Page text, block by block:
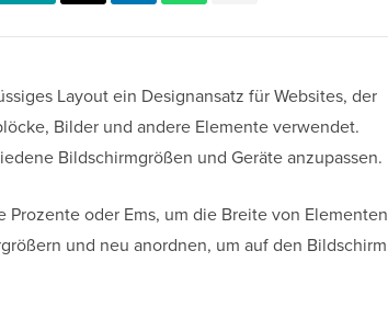
Layout ein Designansatz für Websites, der
Bilder und andere Elemente verwendet.
Bildschirmgrößen und Geräte anzupassen.
oder Ems, um die Breite von Elementen
und neu anordnen, um auf den Bildschirm